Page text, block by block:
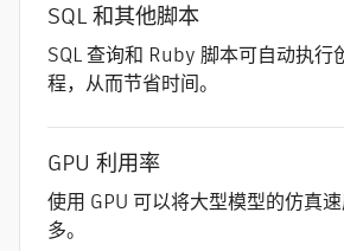
SQL 和其他脚本
SQL 查询和 Ruby 脚本可自动执行
程，从而节省时间。
GPU 利用率
使用 GPU 可以将大型模型的仿真
多。